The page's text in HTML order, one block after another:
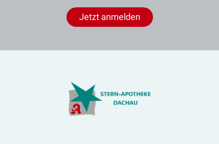
Jetzt anmelden